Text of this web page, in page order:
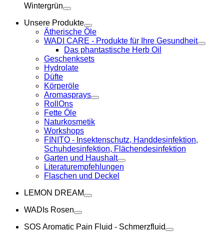
Wintergrün
Unsere Produkte
Ätherische Öle
WADI CARE - Produkte für Ihre Gesundheit
Das phantastische Herb Oil
Geschenksets
Hydrolate
Düfte
Körperöle
Aromasprays
RollOns
Fette Öle
Naturkosmetik
Workshops
FINITO - Insektenschutz, Handdesinfektion,
Schuhdesinfektion, Flächendesinfektion
Garten und Haushalt
Literaturempfehlungen
Flaschen und Deckel
LEMON DREAM
WADIs Rosen
SOS Aromatic Pain Fluid - Schmerzfluid